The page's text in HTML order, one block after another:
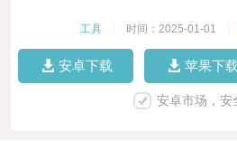
工具 时间：2025-01-01
安卓下载 苹果下载
安卓市场，安